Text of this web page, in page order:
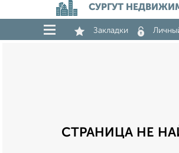
СУРГУТ
Закладки
СТРАНИЦА НЕ